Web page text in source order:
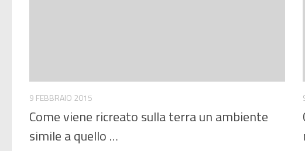
9 FEBBRAIO 2015
Come viene ricreato sulla terra un ambiente
simile a quello …